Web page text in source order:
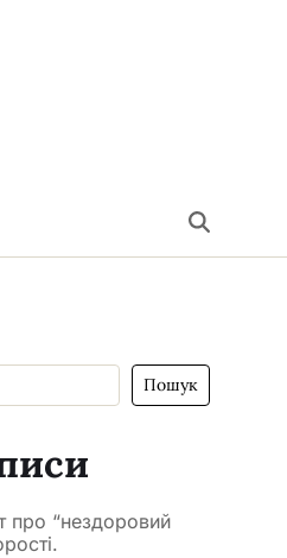
Пошук
про “нездоровий